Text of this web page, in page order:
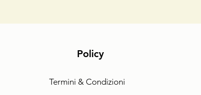
Policy
Termini & Condizioni